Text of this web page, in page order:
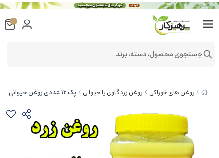
روغن های خوراکی روغن زرد گاوی یا حیوانی پک 12 عددی روغن حیوانی (‌‌ زرد گاوی ) معطر یک کیلویی با ظرف و تضمین کیفیت
0
جستجوی محصول، دسته، برند...